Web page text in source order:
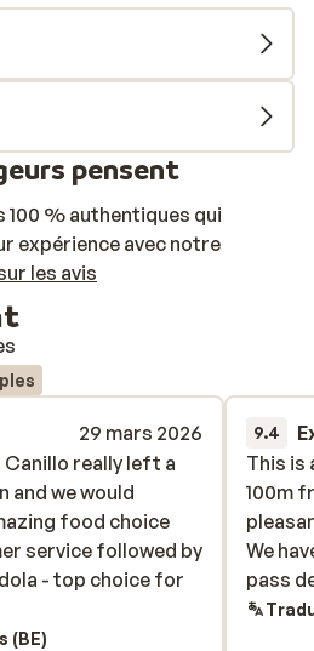
pensent
100 % authentiques qui
expérience avec notre
les avis
29 mars 2026
Canillo really left a
and we would
food choice
service followed by
- top choice for
Canillo really left a
and we would
food choice
service followed by
- top choice for
(BE)
9.4
This is
100m
We
pass
This is
100m
We
pass